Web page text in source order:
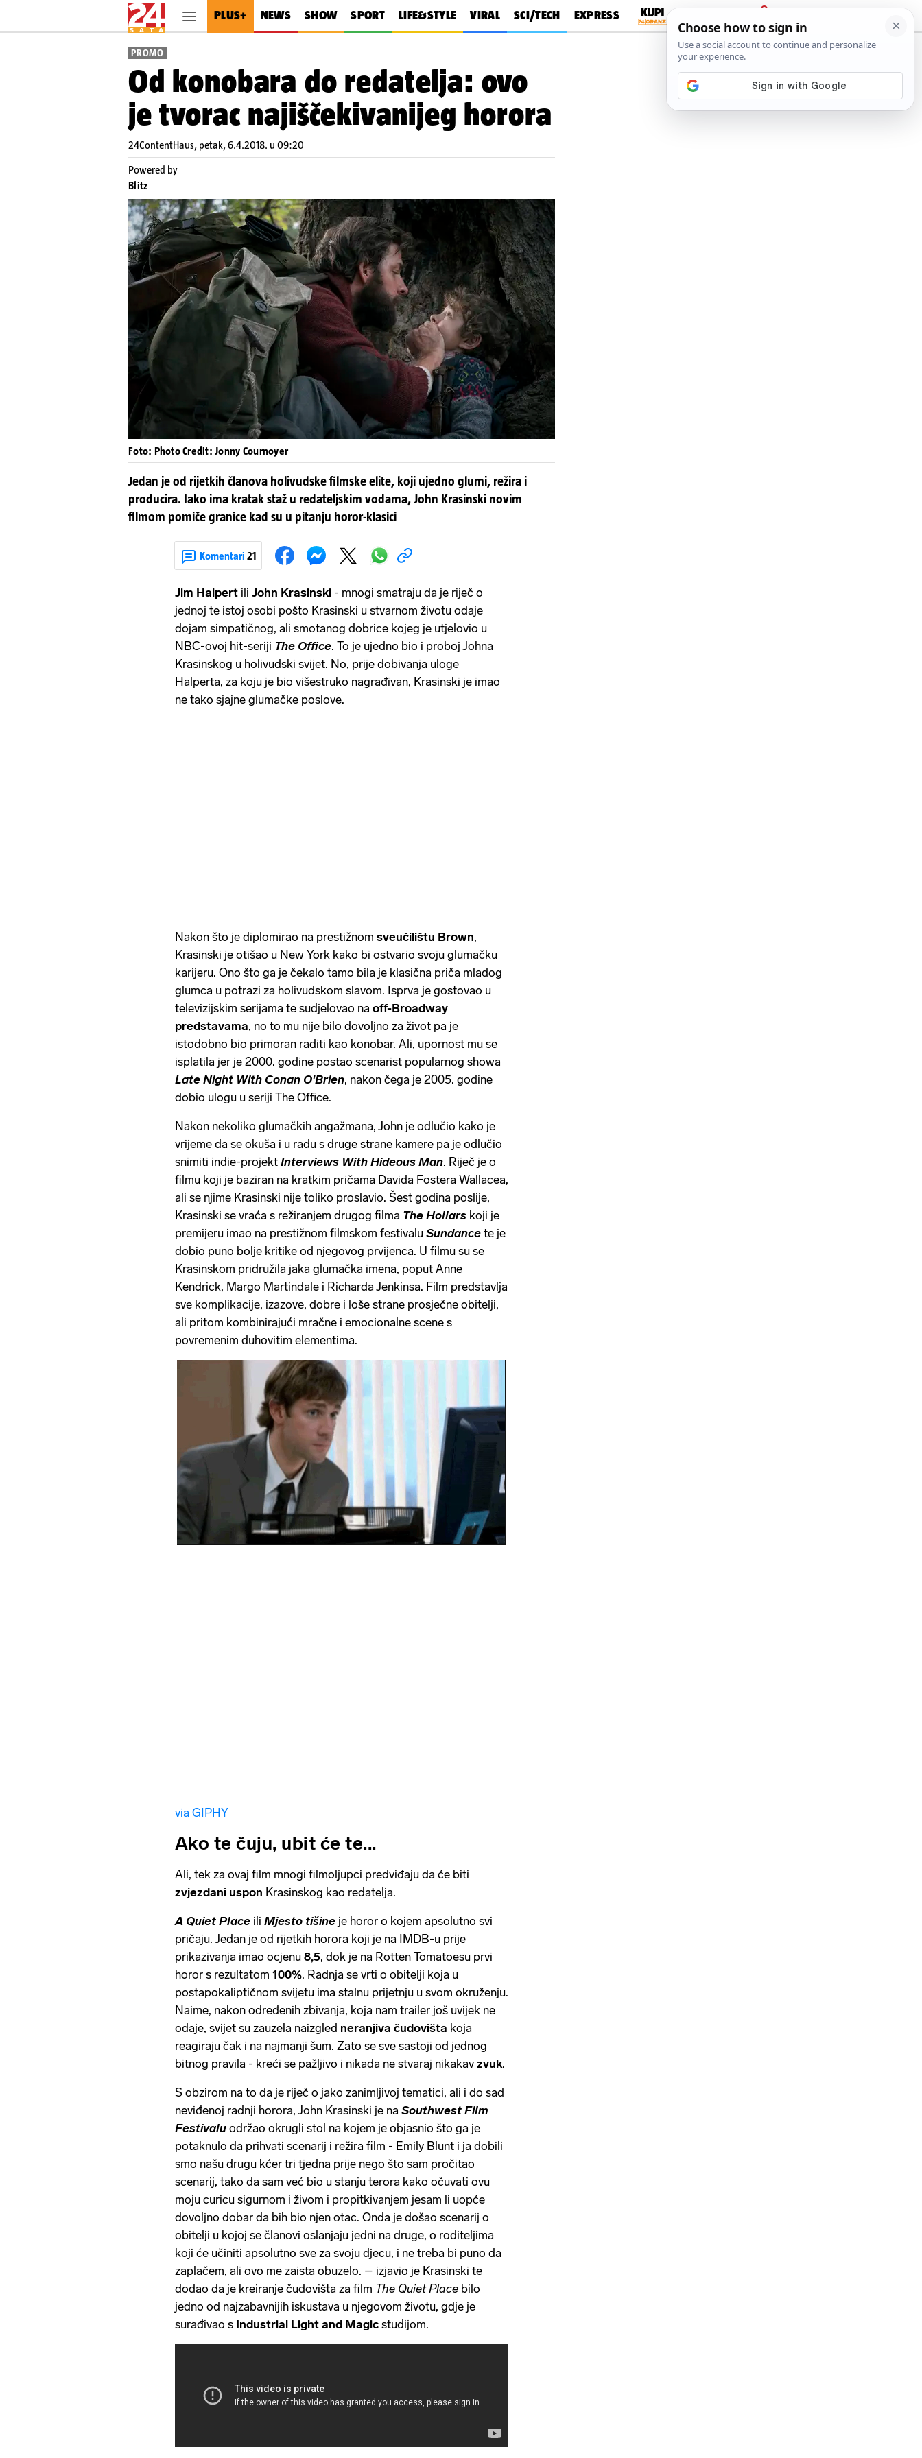
PLUS+ NEWS SHOW SPORT LIFE&STYLE VIRAL SCI/TECH EXPRESS
PRIJAVA
PROMO
Od konobara do redatelja: ovo
je tvorac najiščekivanijeg horora
24ContentHaus, petak, 6.4.2018. u 09:20
Powered by
Blitz
Foto: Photo Credit: Jonny Cournoyer
Jedan je od rijetkih članova holivudske filmske elite, koji ujedno glumi, režira i
producira. Iako ima kratak staž u redateljskim vodama, John Krasinski novim
filmom pomiče granice kad su u pitanju horor-klasici
Komentari 21
Jim Halpert ili John Krasinski - mnogi smatraju da je riječ o
jednoj te istoj osobi pošto Krasinski u stvarnom životu odaje
dojam simpatičnog, ali smotanog dobrice kojeg je utjelovio u
NBC-ovoj hit-seriji The Office. To je ujedno bio i proboj Johna
Krasinskog u holivudski svijet. No, prije dobivanja uloge
Halperta, za koju je bio višestruko nagrađivan, Krasinski je imao
ne tako sjajne glumačke poslove.
Nakon što je diplomirao na prestižnom sveučilištu Brown,
Krasinski je otišao u New York kako bi ostvario svoju glumačku
karijeru. Ono što ga je čekalo tamo bila je klasična priča mladog
glumca u potrazi za holivudskom slavom. Isprva je gostovao u
televizijskim serijama te sudjelovao na off-Broadway
predstavama, no to mu nije bilo dovoljno za život pa je
istodobno bio primoran raditi kao konobar. Ali, upornost mu se
isplatila jer je 2000. godine postao scenarist popularnog showa
Late Night With Conan O'Brien, nakon čega je 2005. godine
dobio ulogu u seriji The Office.
Nakon nekoliko glumačkih angažmana, John je odlučio kako je
vrijeme da se okuša i u radu s druge strane kamere pa je odlučio
snimiti indie-projekt Interviews With Hideous Man. Riječ je o
filmu koji je baziran na kratkim pričama Davida Fostera Wallacea,
ali se njime Krasinski nije toliko proslavio. Šest godina poslije,
Krasinski se vraća s režiranjem drugog filma The Hollars koji je
premijeru imao na prestižnom filmskom festivalu Sundance te je
dobio puno bolje kritike od njegovog prvijenca. U filmu su se
Krasinskom pridružila jaka glumačka imena, poput Anne
Kendrick, Margo Martindale i Richarda Jenkinsa. Film predstavlja
sve komplikacije, izazove, dobre i loše strane prosječne obitelji,
ali pritom kombinirajući mračne i emocionalne scene s
povremenim duhovitim elementima.
via GIPHY
Ako te čuju, ubit će te...
Ali, tek za ovaj film mnogi filmoljupci predviđaju da će biti
zvjezdani uspon Krasinskog kao redatelja.
A Quiet Place ili Mjesto tišine je horor o kojem apsolutno svi
pričaju. Jedan je od rijetkih horora koji je na IMDB-u prije
prikazivanja imao ocjenu 8,5, dok je na Rotten Tomatoesu prvi
horor s rezultatom 100%. Radnja se vrti o obitelji koja u
postapokaliptičnom svijetu ima stalnu prijetnju u svom okruženju.
Naime, nakon određenih zbivanja, koja nam trailer još uvijek ne
odaje, svijet su zauzela naizgled neranjiva čudovišta koja
reagiraju čak i na najmanji šum. Zato se sve sastoji od jednog
bitnog pravila - kreći se pažljivo i nikada ne stvaraj nikakav zvuk.
S obzirom na to da je riječ o jako zanimljivoj tematici, ali i do sad
neviđenoj radnji horora, John Krasinski je na Southwest Film
Festivalu održao okrugli stol na kojem je objasnio što ga je
potaknulo da prihvati scenarij i režira film - Emily Blunt i ja dobili
smo našu drugu kćer tri tjedna prije nego što sam pročitao
scenarij, tako da sam već bio u stanju terora kako očuvati ovu
moju curicu sigurnom i živom i propitkivanjem jesam li uopće
dovoljno dobar da bih bio njen otac. Onda je došao scenarij o
obitelji u kojoj se članovi oslanjaju jedni na druge, o roditeljima
koji će učiniti apsolutno sve za svoju djecu, i ne treba bi puno da
zaplačem, ali ovo me zaista obuzelo. – izjavio je Krasinski te
dodao da je kreiranje čudovišta za film The Quiet Place bilo
jedno od najzabavnijih iskustava u njegovom životu, gdje je
surađivao s Industrial Light and Magic studijom.